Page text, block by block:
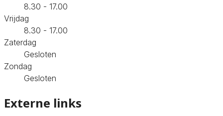
8.30 - 17.00
Vrijdag
8.30 - 17.00
Zaterdag
Gesloten
Zondag
Gesloten
Externe links